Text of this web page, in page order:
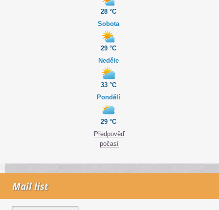
28 °C
Sobota
29 °C
Neděle
33 °C
Pondělí
29 °C
Předpověď
počasí
Mail list